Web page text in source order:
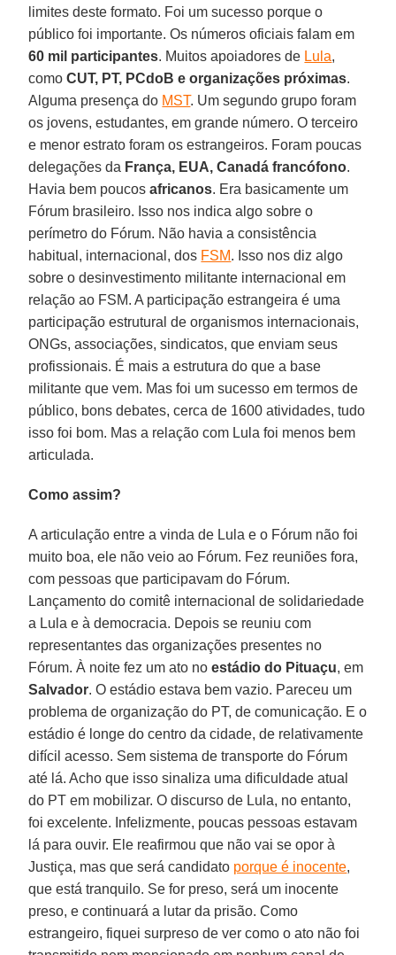
limites deste formato. Foi um sucesso porque o
público foi importante. Os números oficiais falam em
60 mil participantes. Muitos apoiadores de Lula,
comoCUT, PT, PCdoB e organizações próximas.
Alguma presença do MST. Um segundo grupo foram
os jovens, estudantes, em grande número. O terceiro
e menor estrato foram os estrangeiros. Foram poucas
delegações da França, EUA, Canadá francófono.
Havia bem poucosafricanos. Era basicamente um
Fórum brasileiro. Isso nos indica algo sobre o
perímetro do Fórum. Não havia a consistência
habitual, internacional, dos FSM. Isso nos diz algo
sobre o desinvestimento militante internacional em
relação ao FSM. A participação estrangeira é uma
participação estrutural de organismos internacionais,
ONGs, associações, sindicatos, que enviam seus
profissionais. É mais a estrutura do que a base
militante que vem. Mas foi um sucesso em termos de
público, bons debates, cerca de 1600 atividades, tudo
isso foi bom. Mas a relação com Lula foi menos bem
articulada.
Como assim?
A articulação entre a vinda de Lula e o Fórum não foi
muito boa, ele não veio ao Fórum. Fez reuniões fora,
com pessoas que participavam do Fórum.
Lançamento do comitê internacional de solidariedade
a Lula e à democracia. Depois se reuniu com
representantes das organizações presentes no
Fórum. À noite fez um ato noestádio do Pituaçu, em
Salvador. O estádio estava bem vazio. Pareceu um
problema de organização do PT, de comunicação. E o
estádio é longe do centro da cidade, de relativamente
difícil acesso. Sem sistema de transporte do Fórum
até lá. Acho que isso sinaliza uma dificuldade atual
do PT em mobilizar. O discurso de Lula, no entanto,
foi excelente. Infelizmente, poucas pessoas estavam
lá para ouvir. Ele reafirmou que não vai se opor à
Justiça, mas que será candidato porque é inocente,
que está tranquilo. Se for preso, será um inocente
preso, e continuará a lutar da prisão. Como
estrangeiro, fiquei surpreso de ver como o ato não foi